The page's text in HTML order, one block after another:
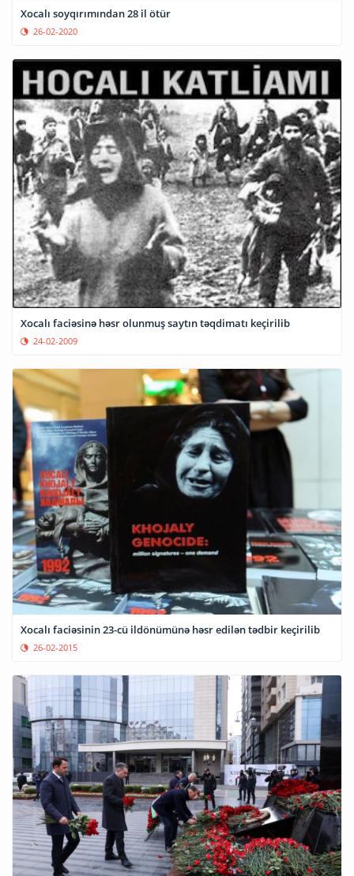
Xocalı soyqırımından 28 il ötür
26-02-2020
Xocalı faciəsinə həsr olunmuş saytın təqdimatı keçirilib
24-02-2009
Xocalı faciəsinin 23-cü ildönümünə həsr edilən tədbir keçirilib
26-02-2015